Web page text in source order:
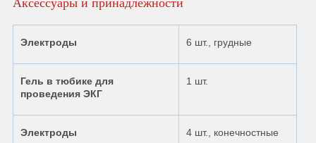
Аксессуары и принадлежности
Электроды 6 шт., грудные
Гель в тюбике для
проведения ЭКГ
1 шт.
Электроды 4 шт., конечностные